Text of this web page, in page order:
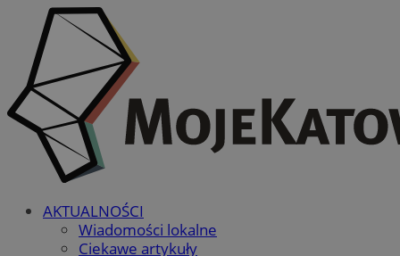
AKTUALNOŚCI
Wiadomości lokalne
Ciekawe artykuły